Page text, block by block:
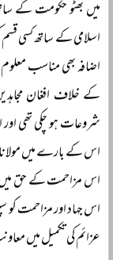
میں بھٹو حکومت کے
اسلامی کے ساتھ کسی
اضافہ بھی مناسب
کے خلاف افغان
شروعات ہو چکی تھی
اس کے بارے میں مولانا
اس مزاحمت کے حق میں
اس جہاد اور مزاحمت
عزائم کی تکمیل میں